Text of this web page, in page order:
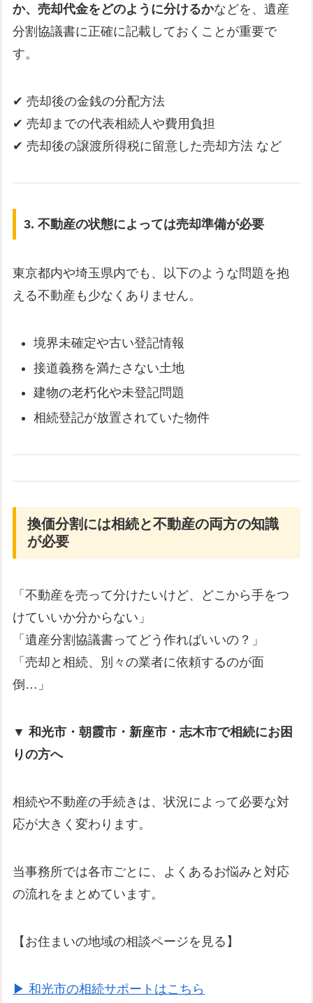
か、売却代金をどのように分けるかなどを、遺産
分割協議書に正確に記載しておくことが重要で
す。
✔ 売却後の金銭の分配方法
✔ 売却までの代表相続人や費用負担
✔ 売却後の譲渡所得税に留意した売却方法 など
3.不動産の状態によっては売却準備が必要
東京都内や埼玉県内でも、以下のような問題を抱
える不動産も少なくありません。
境界未確定や古い登記情報
接道義務を満たさない土地
建物の老朽化や未登記問題
相続登記が放置されていた物件
換価分割には相続と不動産の両方の知識
が必要
「不動産を売って分けたいけど、どこから手をつ
けていいか分からない」
「遺産分割協議書ってどう作ればいいの？」
「売却と相続、別々の業者に依頼するのが面
倒…」
▼ 和光市・朝霞市・新座市・志木市で相続にお困
りの方へ
相続や不動産の手続きは、状況によって必要な対
応が大きく変わります。
当事務所では各市ごとに、よくあるお悩みと対応
の流れをまとめています。
【お住まいの地域の相談ページを見る】
▶ 和光市の相続サポートはこちら